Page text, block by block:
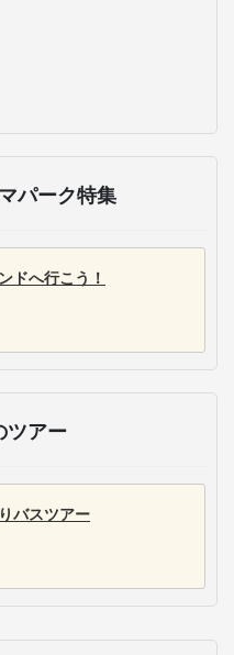
パーク特集
ドへ行こう！
ツアー
バスツアー